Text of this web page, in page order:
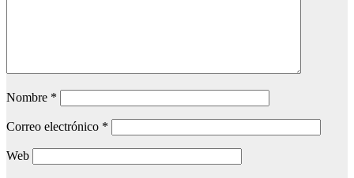
Nombre *
Correo electrónico *
Web